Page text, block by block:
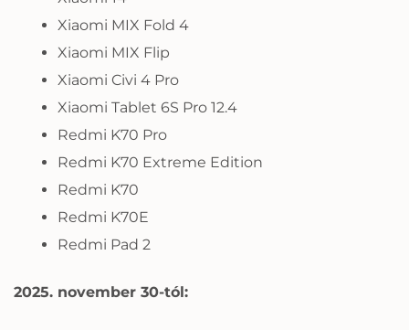
Xiaomi MIX Fold 4
Xiaomi MIX Flip
Xiaomi Civi 4 Pro
Xiaomi Tablet 6S Pro 12.4
Redmi K70 Pro
Redmi K70 Extreme Edition
Redmi K70
Redmi K70E
Redmi Pad 2
2025. november 30-tól: